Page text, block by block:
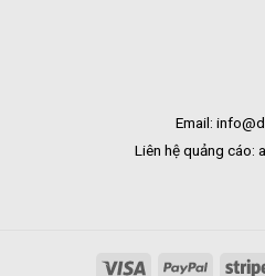
Email:
Liên hệ quảng cáo: